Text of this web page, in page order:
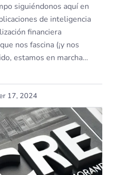
siguiéndonos aquí en
de inteligencia
financiera
nos fascina (¡y nos
estamos en marcha…
17, 2024